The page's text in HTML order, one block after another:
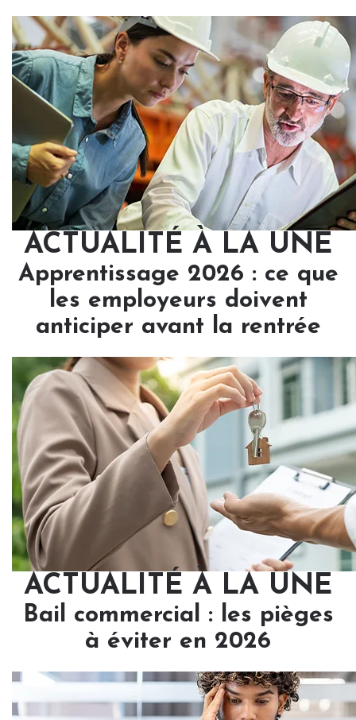
ACTUALITÉ À LA UNE
Apprentissage 2026 : ce que
les employeurs doivent
anticiper avant la rentrée
ACTUALITÉ À LA UNE
Bail commercial : les pièges
à éviter en 2026